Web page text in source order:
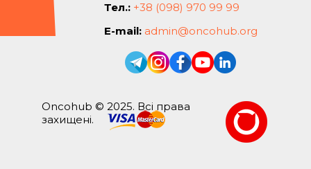
Тел.: +38 (098) 970 99 99
E-mail: admin@oncohub.org
Oncohub © 2025. Всі права
захищені.